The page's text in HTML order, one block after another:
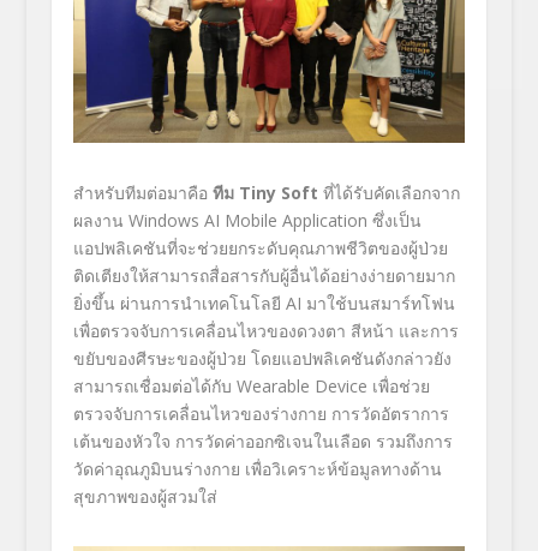
สำหรับทีมต่อมาคือ ทีม Tiny Soft ที่ได้รับคัดเลือกจาก
ผลงาน Windows AI Mobile Application ซึ่งเป็น
แอปพลิเคชันที่จะช่วยยกระดับคุณภาพชีวิตของผู้ป่วย
ติดเตียงให้สามารถสื่อสารกับผู้อื่นได้อย่างง่ายดายมาก
ยิ่งขึ้น ผ่านการนำเทคโนโลยี AI มาใช้บนสมาร์ทโฟน
เพื่อตรวจจับการเคลื่อนไหวของดวงตา สีหน้า และการ
ขยับของศีรษะของผู้ป่วย โดยแอปพลิเคชันดังกล่าวยัง
สามารถเชื่อมต่อได้กับ Wearable Device เพื่อช่วย
ตรวจจับการเคลื่อนไหวของร่างกาย การวัดอัตราการ
เต้นของหัวใจ การวัดค่าออกซิเจนในเลือด รวมถึงการ
วัดค่าอุณภูมิบนร่างกาย เพื่อวิเคราะห์ข้อมูลทางด้าน
สุขภาพของผู้สวมใส่